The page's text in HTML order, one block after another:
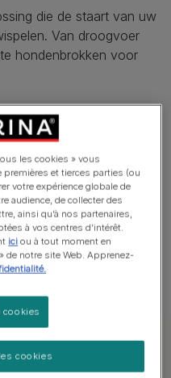
die de staart van uw
Van droogvoer
hondenbrokken voor
populaire keuze die
behouden door het
wat gunstig
vaak de voorkeur
een optie, hoewel ze
vereisen om een
Hondenvoer
les cookies » vous
premières et tierces parties (ou
votre expérience globale de
audience, de collecter des
ainsi qu’à nos partenaires,
à vos centres d’intérêt.
ici ou à tout moment en
de notre site Web. Apprenez-
cookies
cookies